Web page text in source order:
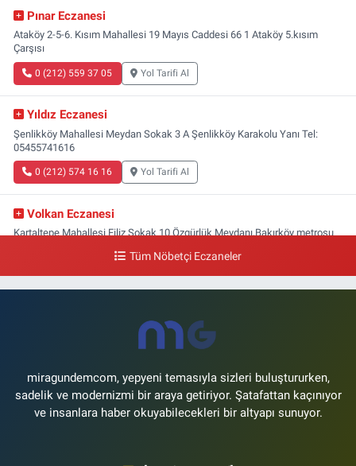
Pınar Eczanesi
Ataköy 2-5-6. Kısım Mahallesi 19 Mayıs Caddesi 66 1 Ataköy 5.kısım
Çarşısı
0 (212) 559 37 05 Yol Tarifi Al
Yıldız Eczanesi
Şenlikköy Mahallesi Meydan Sokak 3 A Şenlikköy Karakolu Yanı Tel:
05455741616
0 (212) 574 16 16 Yol Tarifi Al
Volkan Eczanesi
Kartaltepe Mahallesi Filiz Sokak 10 Özgürlük Meydanı,Bakırköy metrosu
Yeşilköy Mahallesi Doğruyol Sokak 7 A Dürümcü Baba'nın Bir Alt
0 (212) 663 11 97
Tüm Nöbetçi Eczaneler
miragundemcom, yepyeni temasıyla sizleri buluştururken,
sadelik ve modernizmi bir araya getiriyor. Şatafattan kaçınıyor
ve insanlara haber okuyabilecekleri bir altyapı sunuyor.